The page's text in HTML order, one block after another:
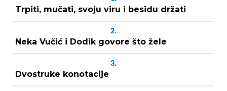
Trpiti, mučati, svoju viru i besidu držati
2.
Neka Vučić i Dodik govore što žele
3.
Dvostruke konotacije